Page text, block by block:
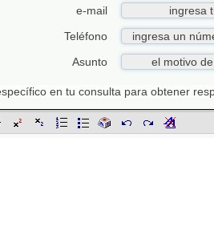
e-mail
Teléfono
Asunto
en tu consulta para obtener